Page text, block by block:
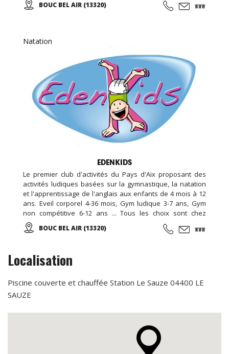
BOUC BEL AIR (13320)
Natation
EDENKIDS
Le premier club d'activités du Pays d'Aix proposant des
activités ludiques basées sur la gymnastique, la natation
et l'apprentissage de l'anglais aux enfants de 4 mois à 12
ans. Eveil corporel 4-36 mois, Gym ludique 3-7 ans, Gym
non compétitive 6-12 ans ... Tous les choix sont chez
EDENKIDS !
BOUC BEL AIR (13320)
Localisation
Piscine couverte et chauffée Station Le Sauze 04400 LE
SAUZE